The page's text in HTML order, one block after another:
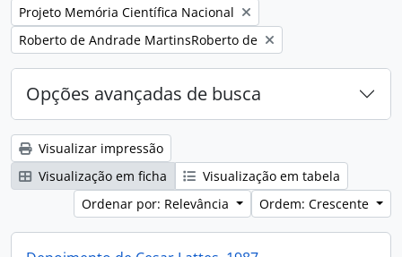
Remover filtro:
Projeto Memória Científica Nacional
Remover filtro:
Roberto de Andrade MartinsRoberto de
Opções avançadas de busca
Visualizar impressão
Visualização em ficha
Visualização em tabela
Ordenar por: Relevância
Ordem: Crescente